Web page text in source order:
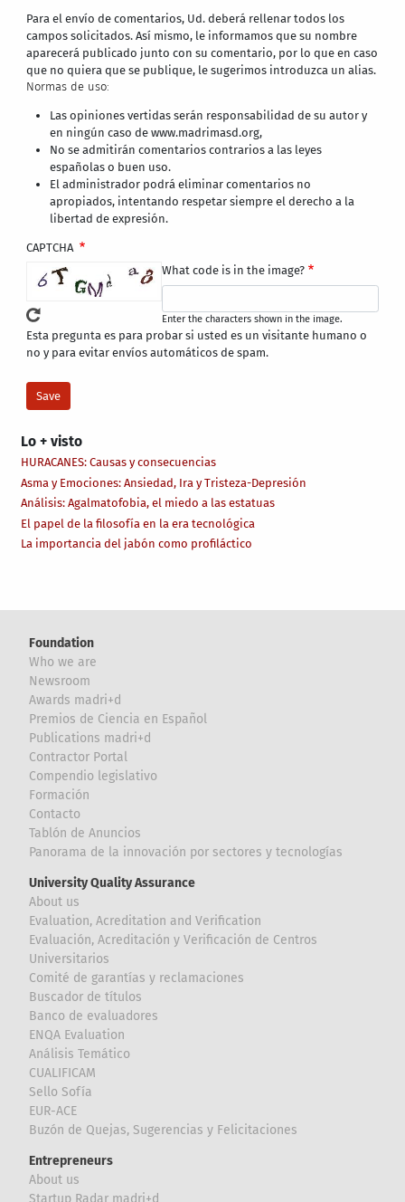
Lo + visto
HURACANES: Causas y consecuencias
Asma y Emociones: Ansiedad, Ira y Tristeza-Depresión
Análisis: Agalmatofobia, el miedo a las estatuas
El papel de la filosofía en la era tecnológica
La importancia del jabón como profiláctico
Para el envío de comentarios, Ud. deberá rellenar todos los
campos solicitados. Así mismo, le informamos que su nombre
aparecerá publicado junto con su comentario, por lo que en caso
que no quiera que se publique, le sugerimos introduzca un alias.
Normas de uso:
Las opiniones vertidas serán responsabilidad de su autor y
en ningún caso de www.madrimasd.org,
No se admitirán comentarios contrarios a las leyes
españolas o buen uso.
El administrador podrá eliminar comentarios no
apropiados, intentando respetar siempre el derecho a la
libertad de expresión.
CAPTCHA
What code is in the image?
Enter the characters shown in the image.
Esta pregunta es para probar si usted es un visitante humano o
no y para evitar envíos automáticos de spam.
Foundation
Who we are
Newsroom
Awards madri+d
Premios de Ciencia en Español
Publications madri+d
Contractor Portal
Compendio legislativo
Formación
Contacto
Tablón de Anuncios
Panorama de la innovación por sectores y tecnologías
University Quality Assurance
About us
Evaluation, Acreditation and Verification
Evaluación, Acreditación y Verificación de Centros
Universitarios
Comité de garantías y reclamaciones
Buscador de títulos
Banco de evaluadores
ENQA Evaluation
Análisis Temático
CUALIFICAM
Sello Sofía
EUR-ACE
Buzón de Quejas, Sugerencias y Felicitaciones
Entrepreneurs
About us
Startup Radar madri+d